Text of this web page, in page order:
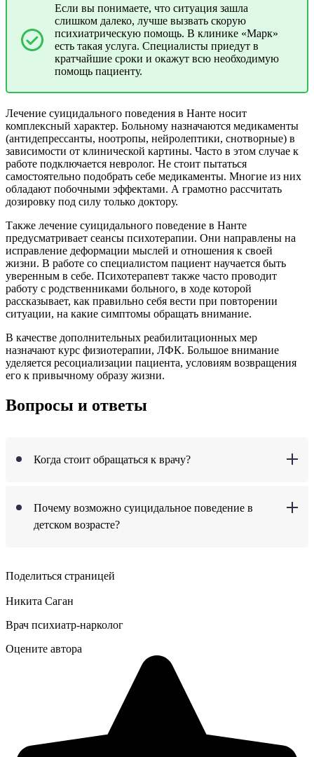
Если вы понимаете, что ситуация зашла
слишком далеко, лучше вызвать скорую
психиатрическую помощь. В клинике «Марк»
есть такая услуга. Специалисты приедут в
кратчайшие сроки и окажут всю необходимую
помощь пациенту.
Лечение суицидального поведения в Нанте носит
комплексный характер. Больному назначаются медикаменты
(антидепрессанты, ноотропы, нейролептики, снотворные) в
зависимости от клинической картины. Часто в этом случае к
работе подключается невролог. Не стоит пытаться
самостоятельно подобрать себе медикаменты. Многие из них
обладают побочными эффектами. А грамотно рассчитать
дозировку под силу только доктору.
Также лечение суицидального поведение в Нанте
предусматривает сеансы психотерапии. Они направлены на
исправление деформации мыслей и отношения к своей
жизни. В работе со специалистом пациент научается быть
уверенным в себе. Психотерапевт также часто проводит
работу с родственниками больного, в ходе которой
рассказывает, как правильно себя вести при повторении
ситуации, на какие симптомы обращать внимание.
В качестве дополнительных реабилитационных мер
назначают курс физиотерапии, ЛФК. Большое внимание
уделяется ресоциализации пациента, условиям возвращения
его к привычному образу жизни.
Вопросы и ответы
Когда стоит обращаться к врачу?
Почему возможно суицидальное поведение в
детском возрасте?
Поделиться страницей
Никита Саган
Врач психиатр-нарколог
Оцените автора